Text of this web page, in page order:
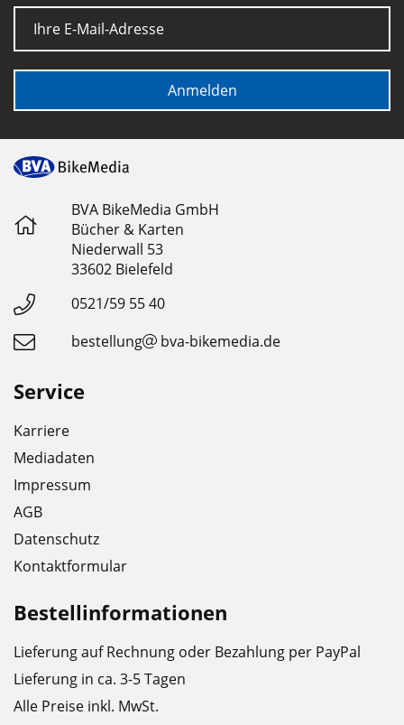
E-Mail
Anmelden
BVA BikeMedia GmbH
Bücher & Karten
Niederwall 53
33602 Bielefeld
0521/59 55 40
bestellung
bva-bikemedia.de
Service
Karriere
Mediadaten
Impressum
AGB
Datenschutz
Kontaktformular
Bestellinformationen
Lieferung auf Rechnung oder Bezahlung per PayPal
Lieferung in ca. 3-5 Tagen
Alle Preise inkl. MwSt.